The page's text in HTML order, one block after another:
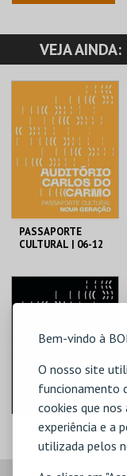
Bem-vindo à
O nosso site
funcionamento
cookies que
experiência e a
utilizada pelos
VEJA AINDA:
PASSAPORTE
CULTURAL | 06-12
LAGOA
06-12 ANOS
MAIS INFO
COMPRAR
PASSAPORTE
CULTURAL | 26-64
ANOS